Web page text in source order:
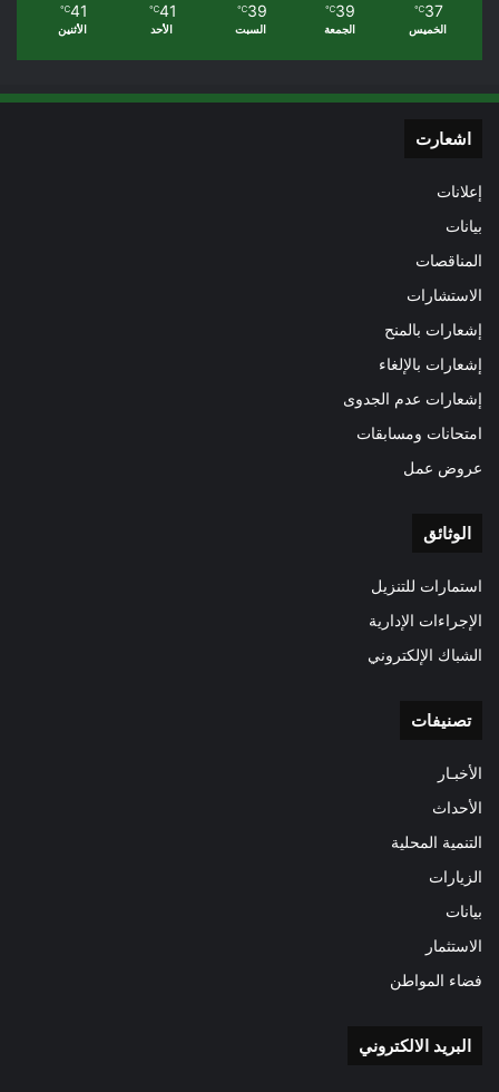
37
℃
الخميس
39
℃
الجمعة
39
℃
السبت
41
℃
الأحد
41
℃
الأثنين
اشعارت
إعلانات
بيانات
المناقصات
الاستشارات
إشعارات بالمنح
إشعارات بالإلغاء
إشعارات عدم الجدوى
امتحانات ومسابقات
عروض عمل
الوثائق
استمارات للتنزيل
الإجراءات الإدارية
الشباك الإلكتروني
تصنيفات
الأخبـار
الأحداث
التنمية المحلية
الزيارات
بيانات
الاستثمار
فضاء المواطن
البريد الالكتروني